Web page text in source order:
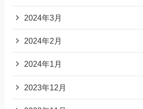
2024年3月
2024年2月
2024年1月
2023年12月